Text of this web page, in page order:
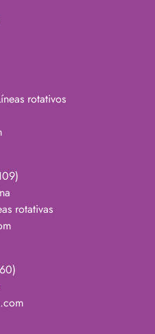
rotativos
rotativas